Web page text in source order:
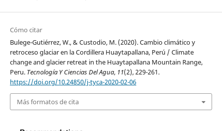
Cómo citar
Bulege-Gutiérrez, W., & Custodio, M. (2020). Cambio climático y
retroceso glaciar en la Cordillera Huaytapallana, Perú / Climate
change and glacier retreat in the Huaytapallana Mountain Range,
Peru. Tecnología Y Ciencias Del Agua, 11(2), 229-261.
https://doi.org/10.24850/j-tyca-2020-02-06
Más formatos de cita